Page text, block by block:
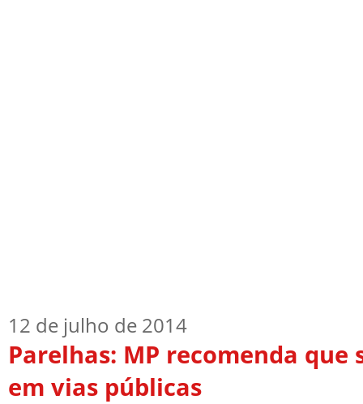
12 de julho de 2014
Parelhas: MP recomenda que
em vias públicas